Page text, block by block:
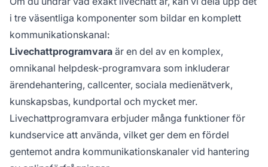
i tre väsentliga komponenter som bildar en komplett
kommunikationskanal:
Livechattprogramvara är en del av en komplex,
omnikanal helpdesk-programvara som inkluderar
ärendehantering, callcenter, sociala medienätverk,
kunskapsbas, kundportal och mycket mer.
Livechattprogramvara erbjuder många funktioner för
kundservice att använda, vilket ger dem en fördel
gentemot andra kommunikationskanaler vid hantering